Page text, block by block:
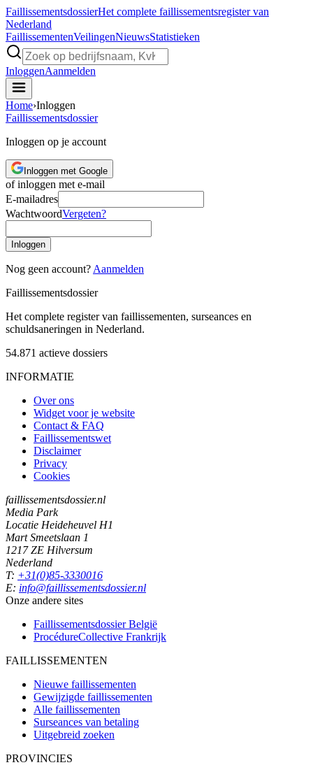
FaillissementsdossierHet complete faillissementsregister van
Nederland
FaillissementenVeilingenNieuwsStatistieken
InloggenAanmelden
Home›Inloggen
Faillissementsdossier
Inloggen op je account
Inloggen met Google
of inloggen met e-mail
E-mailadres
WachtwoordVergeten?
Inloggen
Nog geen account? Aanmelden
Faillissementsdossier
Het complete register van faillissementen, surseances en
schuldsaneringen in Nederland.
54.871 actieve dossiers
INFORMATIE
Over ons
Widget voor je website
Contact & FAQ
Faillissementswet
Disclaimer
Privacy
Cookies
faillissementsdossier.nl
Media Park
Locatie Heideheuvel H1
Mart Smeetslaan 1
1217 ZE Hilversum
Nederland
T: +31(0)85-3330016
E: info@faillissementsdossier.nl
Onze andere sites
Faillissementsdossier België
ProcédureCollective Frankrijk
FAILLISSEMENTEN
Nieuwe faillissementen
Gewijzigde faillissementen
Alle faillissementen
Surseances van betaling
Uitgebreid zoeken
PROVINCIES